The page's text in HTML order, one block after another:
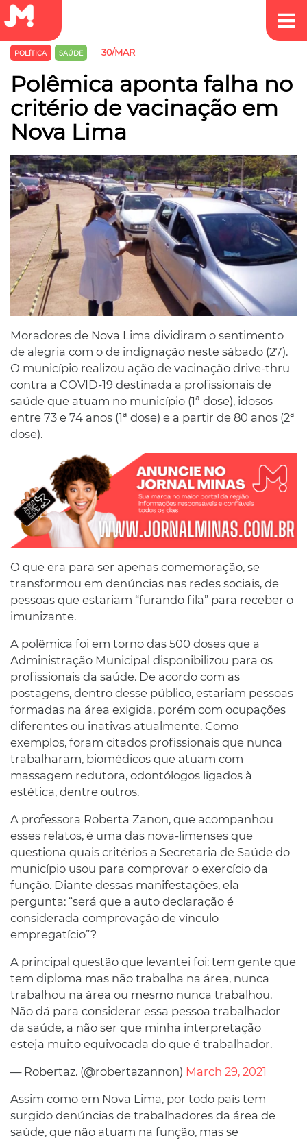
POLÍTICA SAÚDE 30/MAR
Polêmica aponta falha no
critério de vacinação em
Nova Lima
Moradores de Nova Lima dividiram o sentimento
de alegria com o de indignação neste sábado (27).
O município realizou ação de vacinação drive-thru
contra a COVID-19 destinada a profissionais de
saúde que atuam no município (1ª dose), idosos
entre 73 e 74 anos (1ª dose) e a partir de 80 anos (2ª
dose).
O que era para ser apenas comemoração, se
transformou em denúncias nas redes sociais, de
pessoas que estariam “furando fila” para receber o
imunizante.
A polêmica foi em torno das 500 doses que a
Administração Municipal disponibilizou para os
profissionais da saúde. De acordo com as
postagens, dentro desse público, estariam pessoas
formadas na área exigida, porém com ocupações
diferentes ou inativas atualmente. Como
exemplos, foram citados profissionais que nunca
trabalharam, biomédicos que atuam com
massagem redutora, odontólogos ligados à
estética, dentre outros.
A professora Roberta Zanon, que acompanhou
esses relatos, é uma das nova-limenses que
questiona quais critérios a Secretaria de Saúde do
município usou para comprovar o exercício da
função. Diante dessas manifestações, ela
pergunta: “será que a auto declaração é
considerada comprovação de vínculo
empregatício”?
A principal questão que levantei foi: tem gente que
tem diploma mas não trabalha na área, nunca
trabalhou na área ou mesmo nunca trabalhou.
Não dá para considerar essa pessoa trabalhador
da saúde, a não ser que minha interpretação
esteja muito equivocada do que é trabalhador.
— Robertaz. (@robertazannon) March 29, 2021
Assim como em Nova Lima, por todo país tem
surgido denúncias de trabalhadores da área de
saúde, que não atuam na função, mas se